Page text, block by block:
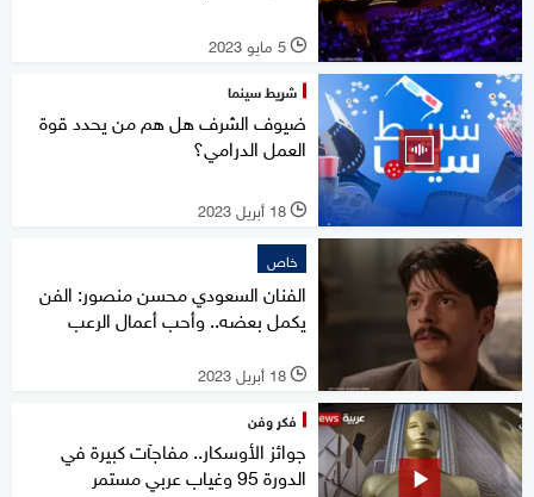
l 5 مايو 2023
شريط سينما
ضيوف الشرف هل هم من يحدد قوة
العمل الدرامي؟
l 18 أبريل 2023
خاص
الفنان السعودي محسن منصور: الفن
يكمل بعضه.. وأحب أعمال الرعب
l 18 أبريل 2023
فكر وفن
جوائز الأوسكار.. مفاجآت كبيرة في
الدورة 95 وغياب عربي مستمر